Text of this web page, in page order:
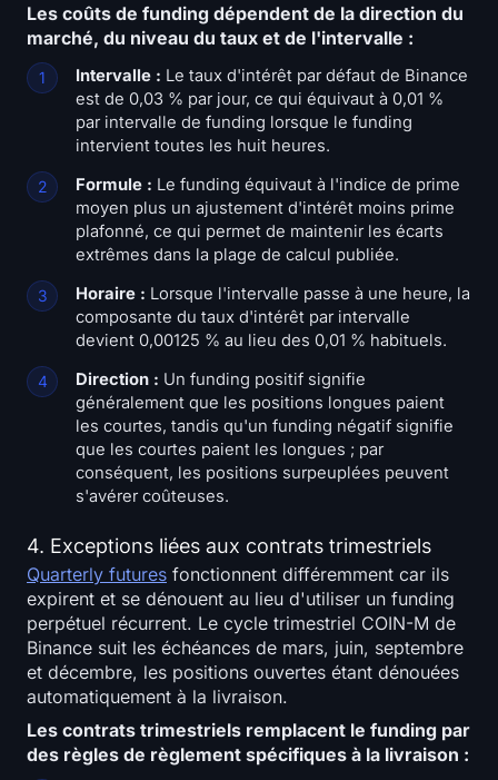
Les coûts de funding dépendent de la direction du
marché, du niveau du taux et de l'intervalle :
Intervalle : Le taux d'intérêt par défaut de Binance
est de 0,03 % par jour, ce qui équivaut à 0,01 %
par intervalle de funding lorsque le funding
intervient toutes les huit heures.
Formule : Le funding équivaut à l'indice de prime
moyen plus un ajustement d'intérêt moins prime
plafonné, ce qui permet de maintenir les écarts
extrêmes dans la plage de calcul publiée.
Horaire : Lorsque l'intervalle passe à une heure, la
composante du taux d'intérêt par intervalle
devient 0,00125 % au lieu des 0,01 % habituels.
Direction : Un funding positif signifie
généralement que les positions longues paient
les courtes, tandis qu'un funding négatif signifie
que les courtes paient les longues ; par
conséquent, les positions surpeuplées peuvent
s'avérer coûteuses.
4. Exceptions liées aux contrats trimestriels
Quarterly futures fonctionnent différemment car ils
expirent et se dénouent au lieu d'utiliser un funding
perpétuel récurrent. Le cycle trimestriel COIN-M de
Binance suit les échéances de mars, juin, septembre
et décembre, les positions ouvertes étant dénouées
automatiquement à la livraison.
Les contrats trimestriels remplacent le funding par
des règles de règlement spécifiques à la livraison :